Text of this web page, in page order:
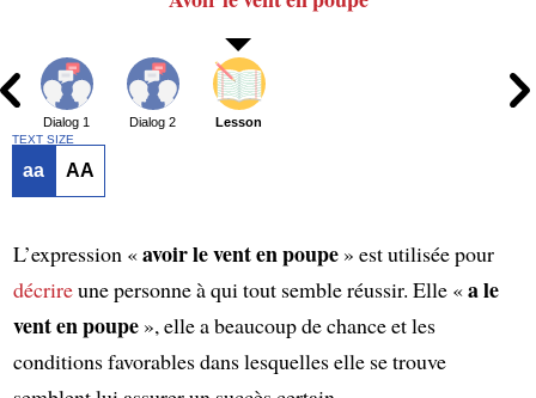
Dialog 1 Dialog 2 Lesson
TEXT SIZE
aa AA
L’expression «avoir le vent en poupe» est utilisée pour
décrireune personne à qui tout semble réussir. Elle «a le
vent en poupe», elle a beaucoup de chance et les
conditions favorables dans lesquelles elle se trouve